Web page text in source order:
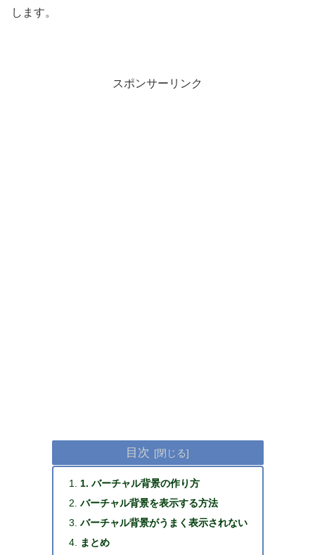
します。
スポンサーリンク
目次
1. バーチャル背景の作り方
バーチャル背景を表示する方法
バーチャル背景がうまく表示されない
まとめ